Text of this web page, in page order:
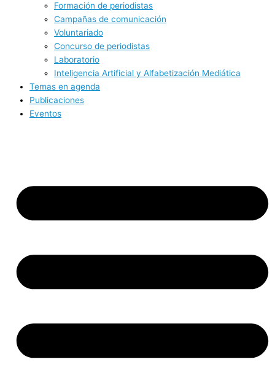
Formación de periodistas
Campañas de comunicación
Voluntariado
Concurso de periodistas
Laboratorio
Inteligencia Artificial y Alfabetización Mediática
Temas en agenda
Publicaciones
Eventos